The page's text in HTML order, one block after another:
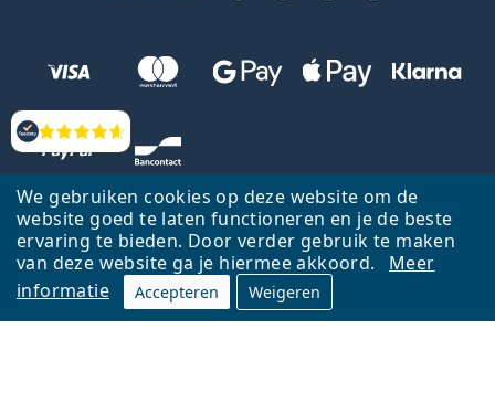
We gebruiken cookies op deze website om de
website goed te laten functioneren en je de beste
ervaring te bieden. Door verder gebruik te maken
van deze website ga je hiermee akkoord.
Meer
informatie
Accepteren Weigeren
Beoordelingen
Terug naar de homepagina Ga omhoog